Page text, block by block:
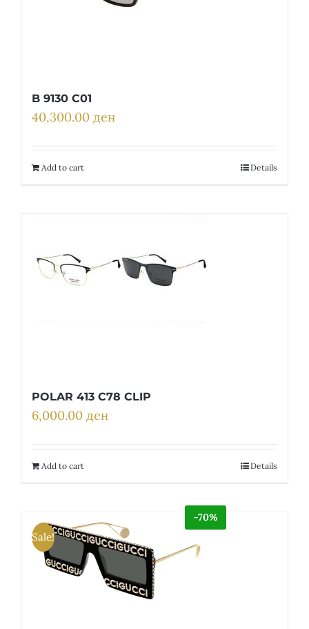
B 9130 C01
40,300.00 ден
Add to cart Details
POLAR 413 C78 CLIP
6,000.00 ден
Add to cart Details
Sale!
-70%